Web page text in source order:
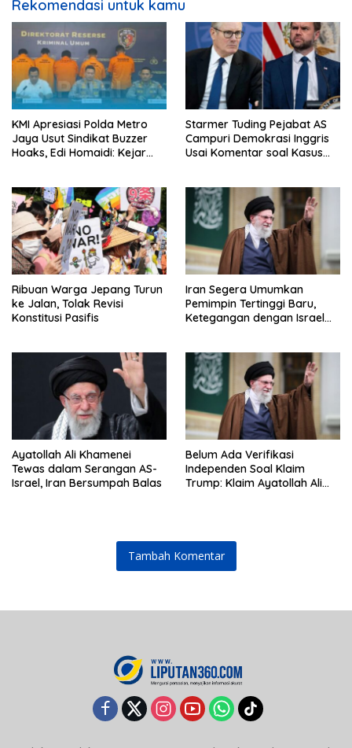
Rekomendasi untuk kamu
KMI Apresiasi Polda Metro
Jaya Usut Sindikat Buzzer
Hoaks, Edi Homaidi: Kejar
Starmer Tuding Pejabat AS
Campuri Demokrasi Inggris
Usai Komentar soal Kasus
Ribuan Warga Jepang Turun
ke Jalan, Tolak Revisi
Konstitusi Pasifis
Iran Segera Umumkan
Pemimpin Tertinggi Baru,
Ketegangan dengan Israel
Ayatollah Ali Khamenei
Tewas dalam Serangan AS-
Israel, Iran Bersumpah Balas
Belum Ada Verifikasi
Independen Soal Klaim
Trump: Klaim Ayatollah Ali
Tambah Komentar